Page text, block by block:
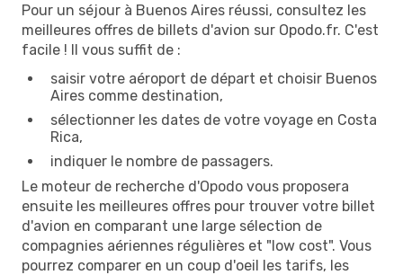
Pour un séjour à Buenos Aires réussi, consultez les
meilleures offres de billets d'avion sur Opodo.fr. C'est
facile ! Il vous suffit de :
saisir votre aéroport de départ et choisir Buenos
Aires comme destination,
sélectionner les dates de votre voyage en Costa
Rica,
indiquer le nombre de passagers.
Le moteur de recherche d'Opodo vous proposera
ensuite les meilleures offres pour trouver votre billet
d'avion en comparant une large sélection de
compagnies aériennes régulières et "low cost". Vous
pourrez comparer en un coup d'oeil les tarifs, les